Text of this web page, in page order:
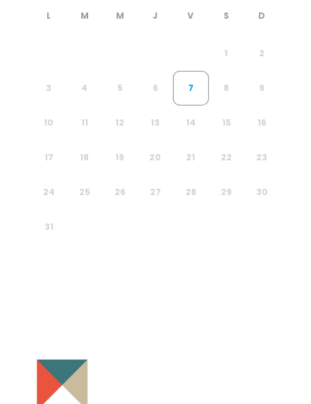
1 2
3 4 5 6 7 8 9
10 11 12 13 14 15 16
17 18 19 20 21 22 23
24 25 26 27 28 29 30
31